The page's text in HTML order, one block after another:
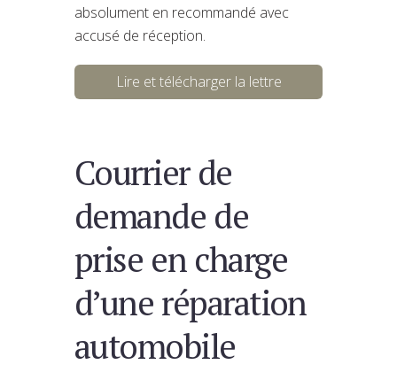
absolument en recommandé avec
accusé de réception.
Lire et télécharger la lettre
Courrier de
demande de
prise en charge
d’une réparation
automobile